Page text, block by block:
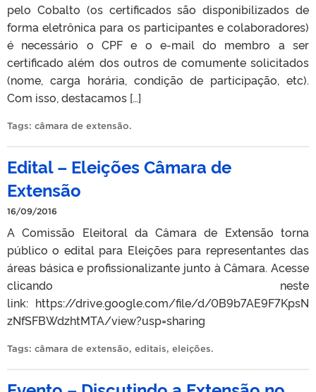
pelo Cobalto (os certificados são disponibilizados de
forma eletrônica para os participantes e colaboradores)
é necessário o CPF e o e-mail do membro a ser
certificado além dos outros de comumente solicitados
(nome, carga horária, condição de participação, etc).
Com isso, destacamos […]
Tags: câmara de extensão.
Edital – Eleições Câmara de
Extensão
16/09/2016
A Comissão Eleitoral da Câmara de Extensão torna
público o edital para Eleições para representantes das
áreas básica e profissionalizante junto à Câmara. Acesse
clicando neste
link: https://drive.google.com/file/d/0B9b7AE9F7KpsN
zNfSFBWdzhtMTA/view?usp=sharing
Tags: câmara de extensão, editais, eleições.